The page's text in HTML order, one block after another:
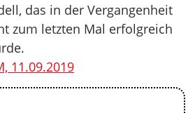
das in der Vergangenheit
zum letzten Mal erfolgreich
11.09.2019